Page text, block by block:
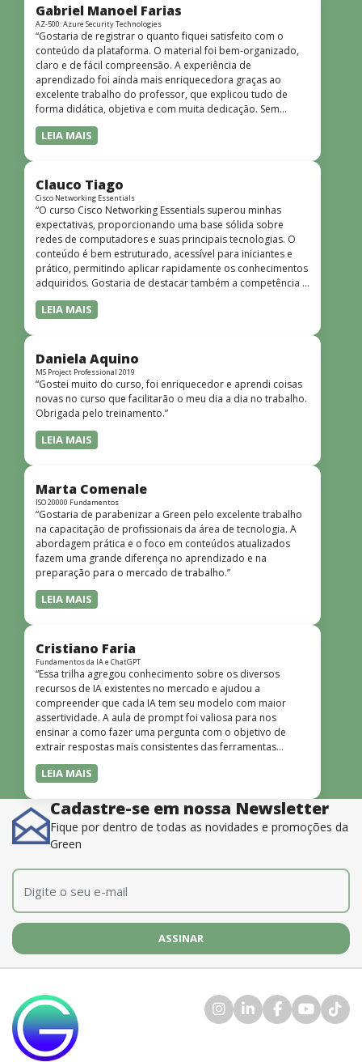
quem não tem uma bagagem técnica muito avançada.”
Gabriel Manoel Farias
AZ-500: Azure Security Technologies
“Gostaria de registrar o quanto fiquei satisfeito com o
conteúdo da plataforma. O material foi bem-organizado,
claro e de fácil compreensão. A experiência de
aprendizado foi ainda mais enriquecedora graças ao
excelente trabalho do professor, que explicou tudo de
forma didática, objetiva e com muita dedicação. Sem
dúvida, foi uma jornada de muito aprendizado!”
LEIA MAIS
Clauco Tiago
Cisco Networking Essentials
“O curso Cisco Networking Essentials superou minhas
expectativas, proporcionando uma base sólida sobre
redes de computadores e suas principais tecnologias. O
conteúdo é bem estruturado, acessível para iniciantes e
prático, permitindo aplicar rapidamente os conhecimentos
adquiridos. Gostaria de destacar também a competência e
o conhecimento técnico do instrutor Peterson, que
demonstrou total domínio do assunto e soube explicar
dinâmicas e envolventes. Recomendo o curso para todos
que desejam iniciar ou aprofundar seus conhecimentos em
redes!”
LEIA MAIS
Daniela Aquino
MS Project Professional 2019
“Gostei muito do curso, foi enriquecedor e aprendi coisas
novas no curso que facilitarão o meu dia a dia no trabalho.
Obrigada pelo treinamento.”
LEIA MAIS
Marta Comenale
ISO 20000 Fundamentos
“Gostaria de parabenizar a Green pelo excelente trabalho
na capacitação de profissionais da área de tecnologia. A
abordagem prática e o foco em conteúdos atualizados
fazem uma grande diferença no aprendizado e na
preparação para o mercado de trabalho.”
LEIA MAIS
Cristiano Faria
Fundamentos da IA e ChatGPT
“Essa trilha agregou conhecimento sobre os diversos
recursos de IA existentes no mercado e ajudou a
compreender que cada IA tem seu modelo com maior
assertividade. A aula de prompt foi valiosa para nos
ensinar a como fazer uma pergunta com o objetivo de
extrair respostas mais consistentes das ferramentas
disponíveis. O instrutor também é muito bom, além de
dominar o conteúdo, possui uma didática que incentiva o
LEIA MAIS
Cadastre-se em nossa Newsletter
Fique por dentro de todas as novidades e promoções da
Green
E-mail